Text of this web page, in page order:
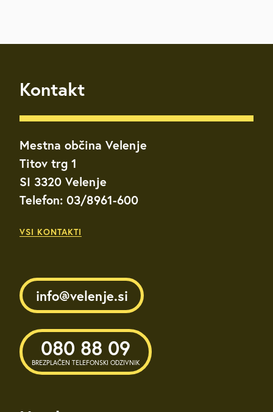
Kontakt
Mestna občina Velenje
Titov trg 1
SI 3320 Velenje
Telefon: 03/8961-600
VSI KONTAKTI
info@velenje.si
080 88 09
BREZPLAČEN TELEFONSKI ODZIVNIK